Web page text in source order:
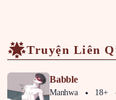
Truyện Liên
Babble
Manhwa 18+